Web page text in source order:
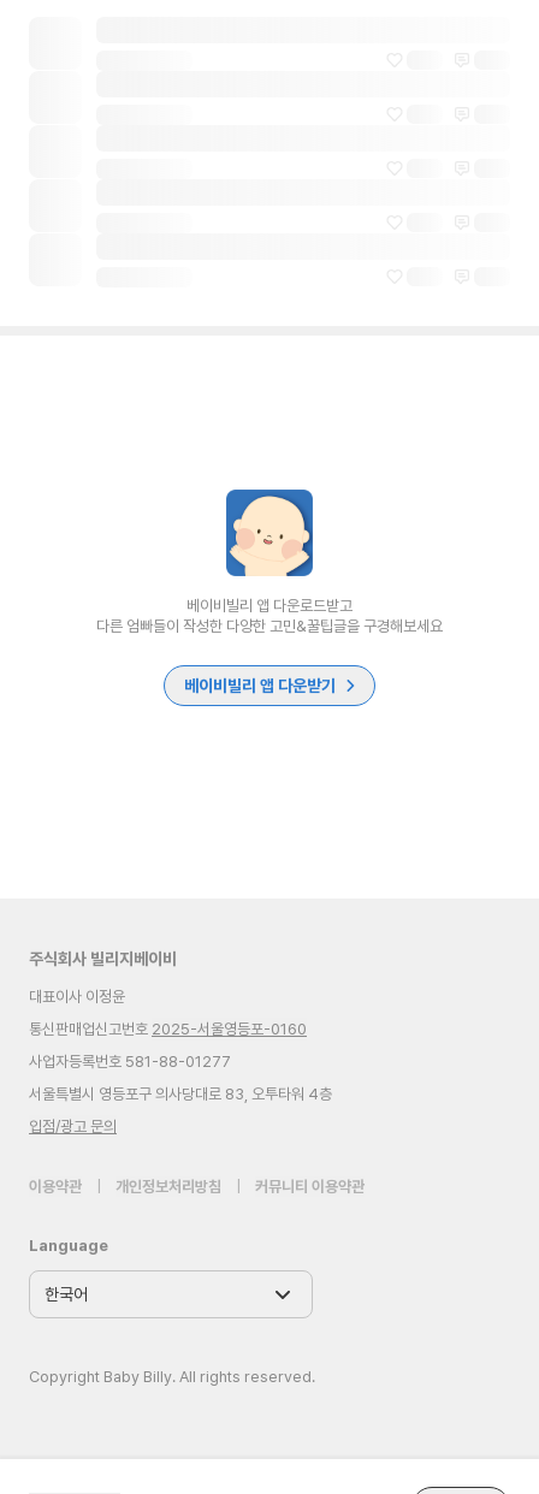
베이비빌리 앱 다운로드받고
다른 엄빠들이 작성한 다양한 고민&꿀팁글을 구경해보세요
베이비빌리 앱 다운받기
주식회사 빌리지베이비
대표이사 이정윤
통신판매업신고번호 2025-서울영등포-0160
사업자등록번호 581-88-01277
서울특별시 영등포구 의사당대로 83, 오투타워 4층
입점/광고 문의
이용약관 개인정보처리방침 커뮤니티 이용약관
Language
Copyright Baby Billy. All rights reserved.